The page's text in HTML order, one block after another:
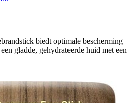
biedt optimale bescherming
gladde, gehydrateerde huid met een